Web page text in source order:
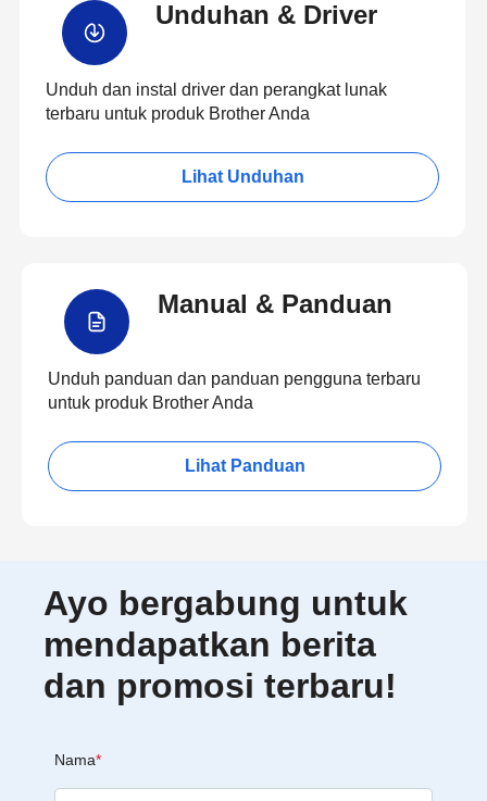
Unduhan & Driver
Unduh dan instal driver dan perangkat lunak
terbaru untuk produk Brother Anda
Lihat Unduhan
Manual & Panduan
Unduh panduan dan panduan pengguna terbaru
untuk produk Brother Anda
Lihat Panduan
Ayo bergabung untuk
mendapatkan berita
dan promosi terbaru!
Nama*